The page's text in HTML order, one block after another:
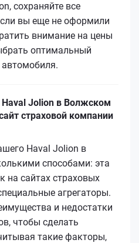
сохраняйте все
вы еще не оформили
внимание на цены
оптимальный
автомобиля.
Jolion в Волжском
страховой компании
Haval Jolion в
способами: эта
на сайтах страховых
агрегаторы.
и недостатки
чтобы сделать
такие факторы,